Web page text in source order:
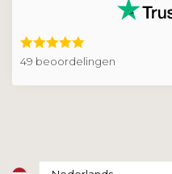
49 beoordelingen